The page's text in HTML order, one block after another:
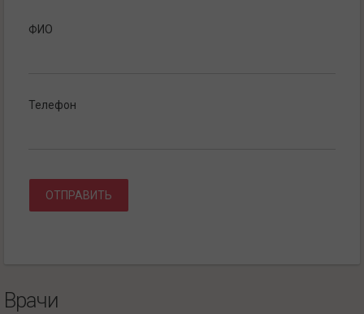
ФИО
Телефон
ОТПРАВИТЬ
Врачи